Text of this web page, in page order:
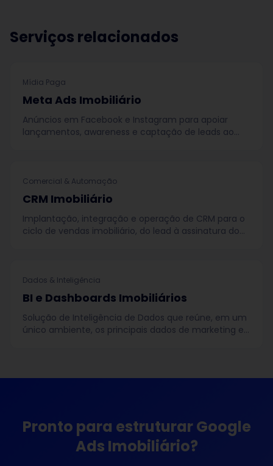
Serviços relacionados
Mídia Paga
Meta Ads Imobiliário
Anúncios em Facebook e Instagram para apoiar
lançamentos, awareness e captação de leads ao
Comercial & Automação
CRM Imobiliário
Implantação, integração e operação de CRM para o
ciclo de vendas imobiliário, do lead à assinatura do
Dados & Inteligência
BI e Dashboards Imobiliários
Solução de Inteligência de Dados que reúne, em um
único ambiente, os principais dados de marketing e
Pronto para estruturarGoogle
Ads Imobiliário?